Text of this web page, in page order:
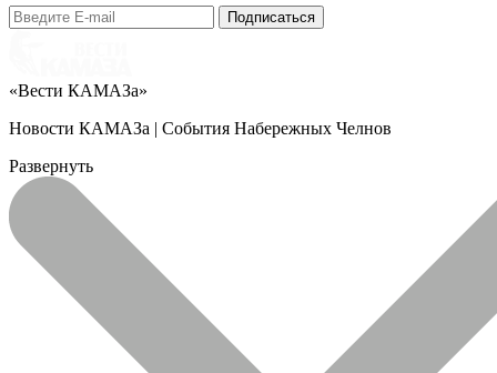
«Вести КАМАЗа»
Новости КАМАЗа | События Набережных Челнов
Развернуть